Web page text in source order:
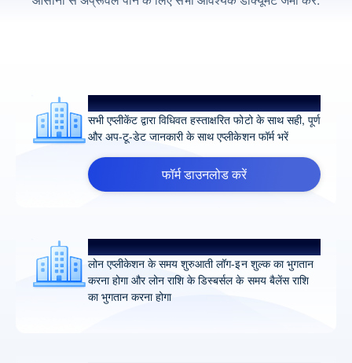
विधिवत हस्ताक्षरित एप्लीकेशन फॉर्म
सभी एप्लीकेंट द्वारा विधिवत हस्ताक्षरित फोटो के साथ सही, पूर्ण
और अप-टू-डेट जानकारी के साथ एप्लीकेशन फॉर्म भरें
फॉर्म डाउनलोड करें
प्रोसेसिंग शुल्क के बारे में जानें
लोन एप्लीकेशन के समय शुरुआती लॉग-इन शुल्क का भुगतान
करना होगा और लोन राशि के डिस्बर्सल के समय बैलेंस राशि
का भुगतान करना होगा